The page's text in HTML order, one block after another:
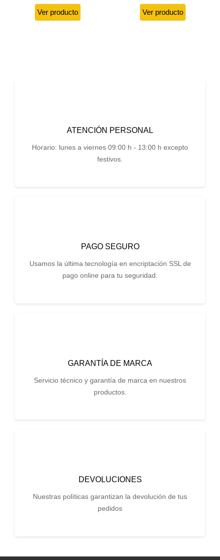
Ver producto Ver producto
ATENCIÓN PERSONAL
Horario: lunes a viernes 09:00 h - 13:00 h excepto
festivos.
PAGO SEGURO
Usamos la última tecnología en encriptación SSL de
pago online para tu seguridad.
GARANTÍA DE MARCA
Servicio técnico y garantía de marca en nuestros
productos.
DEVOLUCIONES
Nuestras políticas garantizan la devolución de tus
pedidos